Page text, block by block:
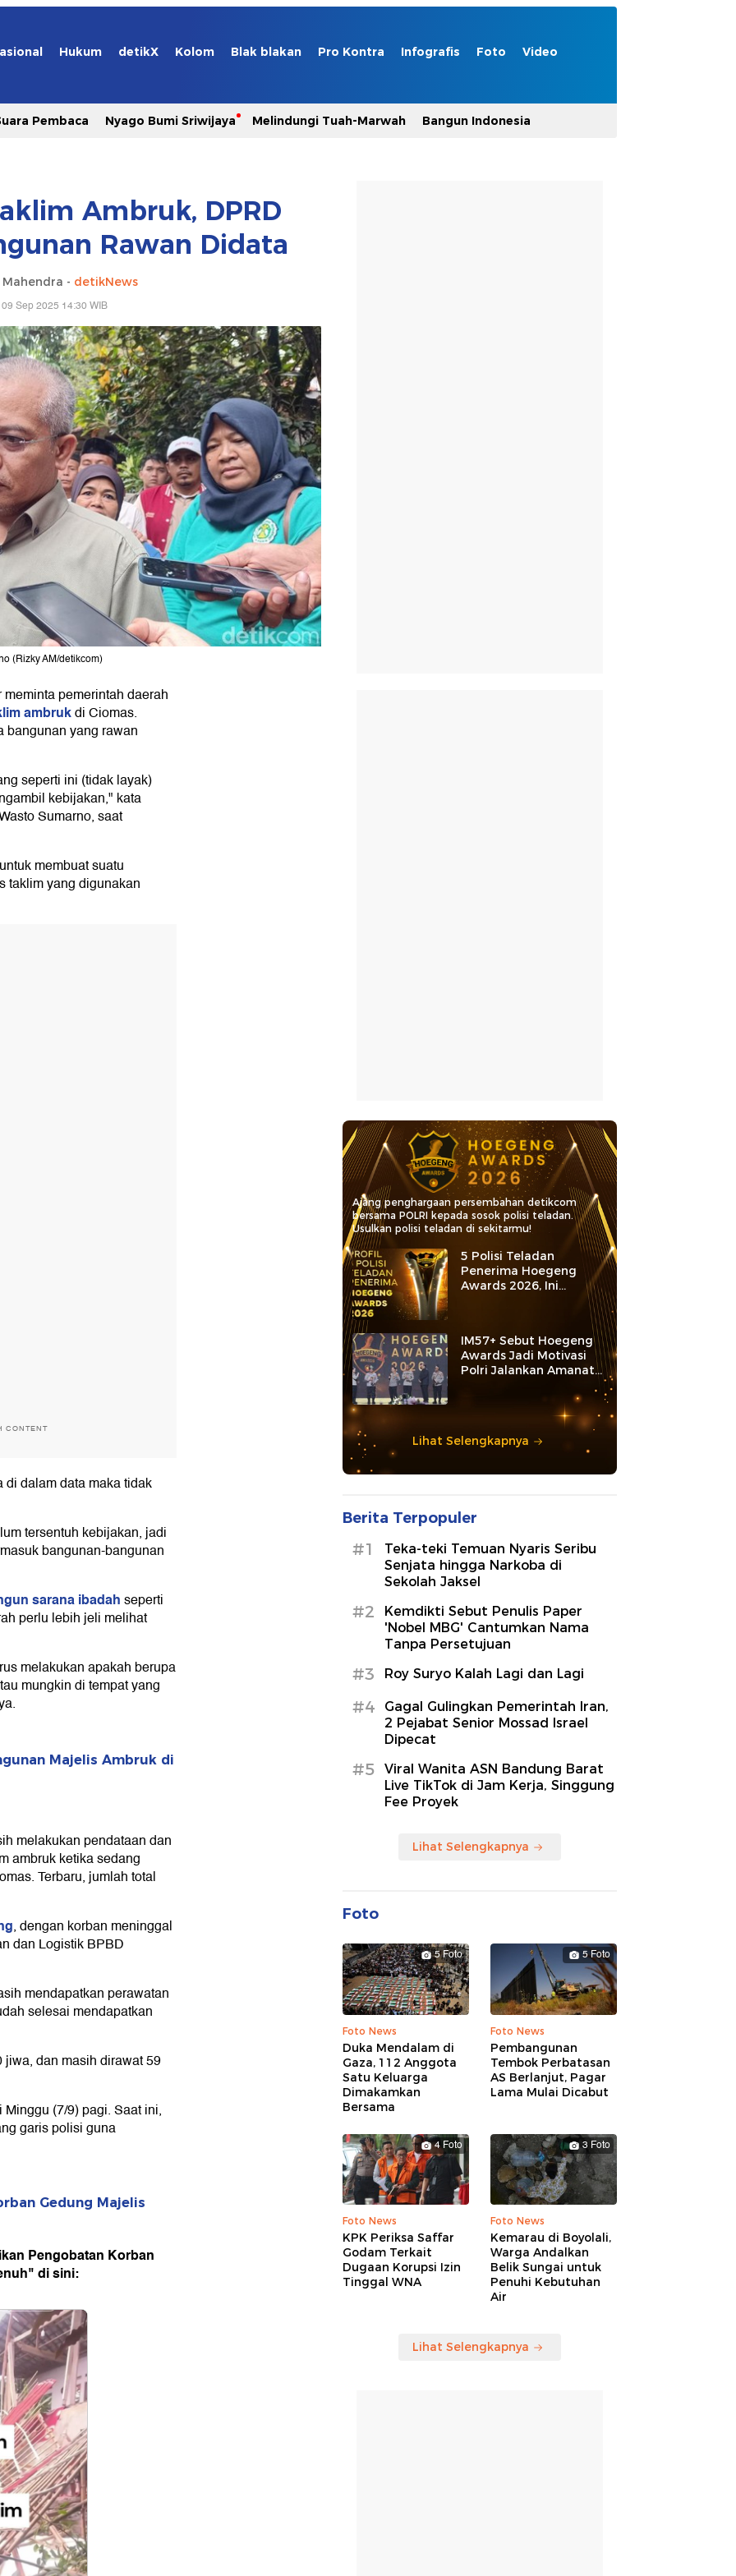
Hukum detikX Kolom Blak blakan Pro Kontra Infografis Foto Video
Pembaca Nyago Bumi Sriwijaya Melindungi Tuah-Marwah Bangun Indonesia
Ambruk, DPRD
Rawan Didata
Mahendra - detikNews
Sep 2025 14:30 WIB
(Rizky AM/detikcom)
pemerintah daerah
ambrukdi Ciomas.
bangunan yang rawan
seperti ini (tidak layak)
kebijakan," kata
Sumarno, saat
membuat suatu
taklim yang digunakan
CONTENT
dalam data maka tidak
tersentuh kebijakan, jadi
bangunan-bangunan
sarana ibadahseperti
perlu lebih jeli melihat
melakukan apakah berupa
mungkin di tempat yang
Majelis Ambruk di
melakukan pendataan dan
ambruk ketika sedang
Terbaru, jumlah total
, dengan korban meninggal
dan Logistik BPBD
mendapatkan perawatan
selesai mendapatkan
dan masih dirawat 59
(7/9) pagi. Saat ini,
garis polisi guna
Gedung Majelis
Pengobatan Korban
di sini:
Ajang penghargaan persembahan detikcom
bersama POLRI kepada sosok polisi teladan.
Usulkan polisi teladan di sekitarmu!
5 Polisi Teladan
Penerima Hoegeng
Awards 2026, Ini
Kategori dan Kiprahnya
IM57+ Sebut Hoegeng
Awards Jadi Motivasi
Polri Jalankan Amanat
Lihat Selengkapnya
Berita Terpopuler
#1
Teka-teki Temuan Nyaris Seribu
Senjata hingga Narkoba di
Sekolah Jaksel
#2
Kemdikti Sebut Penulis Paper
'Nobel MBG' Cantumkan Nama
Tanpa Persetujuan
#3 Roy Suryo Kalah Lagi dan Lagi
#4
Gagal Gulingkan Pemerintah Iran,
2 Pejabat Senior Mossad Israel
Dipecat
#5
Viral Wanita ASN Bandung Barat
Live TikTok di Jam Kerja, Singgung
Fee Proyek
Lihat Selengkapnya
Foto
5 Foto
Foto News
Duka Mendalam di
Gaza, 112 Anggota
Satu Keluarga
Dimakamkan
Bersama
5 Foto
Foto News
Pembangunan
Tembok Perbatasan
AS Berlanjut, Pagar
Lama Mulai Dicabut
4 Foto
Foto News
KPK Periksa Saffar
Godam Terkait
Dugaan Korupsi Izin
Tinggal WNA
3 Foto
Foto News
Kemarau di Boyolali,
Warga Andalkan
Belik Sungai untuk
Penuhi Kebutuhan
Air
Lihat Selengkapnya